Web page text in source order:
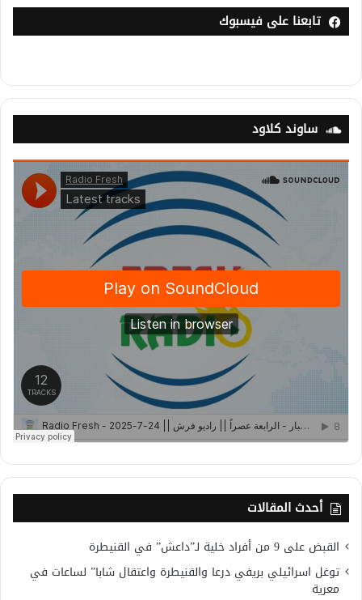
تابعنا على فيسبوك
ساوند كلاود
أحدث المقالات
القبض على 9 من أفراد خلية لـ”داعش” في القنيطرة
توغل اسرائيلي بريفي درعا والقنيطرة واعتقال شابا” لساعات في
معرية